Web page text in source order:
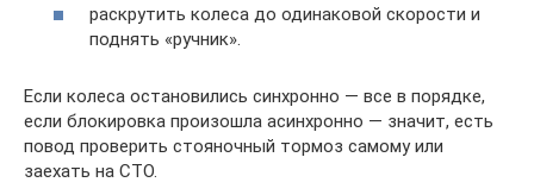
раскрутить колеса до одинаковой скорости и
поднять «ручник».
Если колеса остановились синхронно — все в порядке,
если блокировка произошла асинхронно — значит, есть
повод проверить стояночный тормоз самому или
заехать на СТО.